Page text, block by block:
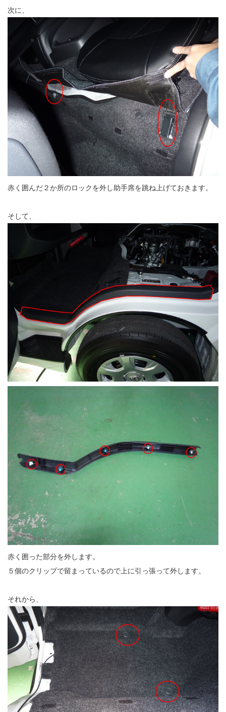
次に、
赤く囲んだ２か所のロックを外し助手席を跳ね上げておきます。
そして、
赤く囲った部分を外します。
５個のクリップで留まっているので上に引っ張って外します。
それから、